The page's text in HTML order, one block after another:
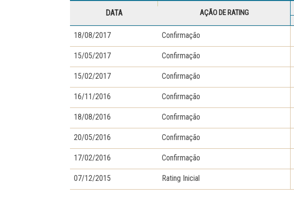
DATA AÇÃO DE RATING
18/08/2017 Confirmação
15/05/2017 Confirmação
15/02/2017 Confirmação
16/11/2016 Confirmação
18/08/2016 Confirmação
20/05/2016 Confirmação
17/02/2016 Confirmação
07/12/2015 Rating Inicial